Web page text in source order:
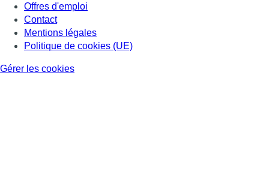
Offres d'emploi
Contact
Mentions légales
Politique de cookies (UE)
Gérer les cookies